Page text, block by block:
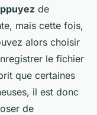
de
mais cette fois,
alors choisir
le fichier
que certaines
il est donc
de